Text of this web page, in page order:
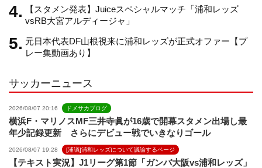
【スタメン発表】Juiceスペシャルマッチ「浦和レッズ
vsRB大宮アルディージャ」
元日本代表DF山根視来に浦和レッズが正式オファー【プ
レー集動画あり】
サッカーニュース
2026/08/07 20:16 ドメサカブログ
横浜F・マリノスMF三井寺眞が16歳で開幕スタメン出場し最
年少記録更新 さらにデビュー戦でいきなりゴール
2026/08/07 19:28 [浦議]浦和レッズについて議論するページ
【テキスト実況】J1リーグ第1節「ガンバ大阪vs浦和レッズ」